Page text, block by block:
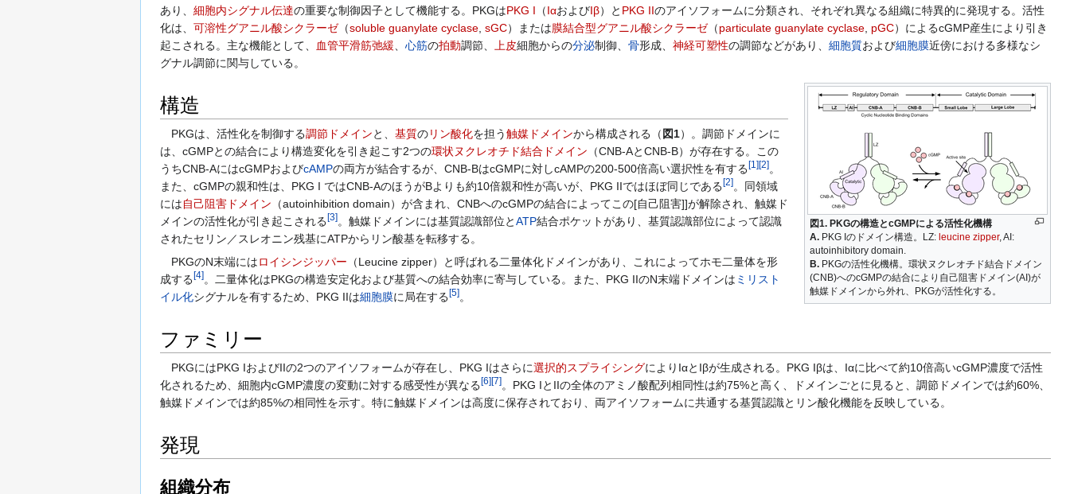
あり、 細胞内シグナル伝達の重要な制御因子として機能する。PKGはPKG I （IαおよびIβ）と PKG IIのアイソフォームに分類され、それぞれ異なる組織に特異的に発現する。活性
化は、 可溶性グアニル酸シクラーゼ（soluble guanylate cyclase sGC）または膜結合型グアニル酸シクラーゼ（particulate guanylate cyclase pGC）によるcGMP産生により引き
起こされる。主な機能として、
血管平滑筋弛緩 心筋の拍動調節、 上皮細胞からの分泌制御、 骨形成、 神経可塑性の調節などがあり、 細胞質および細胞膜近傍における多様なシ
グナル調節に関与している。
図1. PKGの構造とcGMPによる活性化機構
A. PKG Iのドメイン構造。LZ: leucine zipper, AI:
autoinhibitory domain.
B. PKGの活性化機構。環状ヌクレオチド結合ドメイン
(CNB)へのcGMPの結合により自己阻害ドメイン(AI)が
触媒ドメインから外れ、PKGが活性化する。
構造
PKGは、活性化を制御する調節ドメインと、 基質のリン酸化を担う触媒ドメインから構成される（ 図1）。調節ドメインに
は、cGMPとの結合により構造変化を引き起こす2つの環状ヌクレオチド結合ドメイン （CNB-AとCNB-B）が存在する。この
うちCNB-AにはcGMPおよびcAMPの両方が結合するが、CNB-BはcGMPに対しcAMPの200-500倍高い選択性を有する [1 ][2] 。
また、cGMPの親和性は、PKG I ではCNB-AのほうがBよりも約10倍親和性が高いが、PKG IIではほぼ同じである [2] 。同領域
には自己阻害ドメイン （autoinhibition domain）が含まれ、CNBへのcGMPの結合によってこの[自己阻害]]が解除され、触媒ド
メインの活性化が引き起こされる [3] 。触媒ドメインには基質認識部位とATP結合ポケットがあり、基質認識部位によって認識
されたセリン／スレオニン残基にATPからリン酸基を転移する。
PKGのN末端にはロイシンジッパー （Leucine zipper）と呼ばれる二量体化ドメインがあり、これによってホモ二量体を形
成する [4] 。二量体化はPKGの構造安定化および基質への結合効率に寄与している。また、PKG IIのN末端ドメインは ミリスト
イル化シグナルを有するため、PKG IIは細胞膜に局在する [5] 。
ファミリー
PKGにはPKG IおよびIIの2つのアイソフォームが存在し、PKG Iはさらに選択的スプライシングによりIαとIβが生成される。PKG Iβは、Iαに比べて約10倍高いcGMP濃度で活性
化されるため、細胞内cGMP濃度の変動に対する感受性が異なる [6][7] 。PKG IとIIの全体のアミノ酸配列相同性は約75%と高く、ドメインごとに見ると、調節ドメインでは約60%、
触媒ドメインでは約85%の相同性を示す。特に触媒ドメインは高度に保存されており、両アイソフォームに共通する基質認識とリン酸化機能を反映している。
発現
組織分布